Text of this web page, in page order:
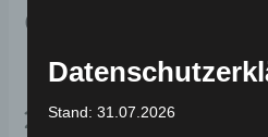
CARGO VOLT
239,00€ *
Stand: 31.07.2026